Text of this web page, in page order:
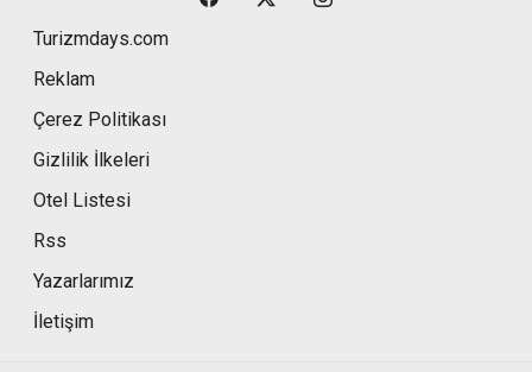
Turizmdays.com
Reklam
Çerez Politikası
Gizlilik İlkeleri
Otel Listesi
Rss
Yazarlarımız
İletişim